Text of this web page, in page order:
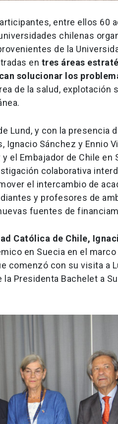
entre ellos 60
chilenas
de la
en tres áreas
solucionar los
de la salud, explotación
Lund, y con la presencia
Sánchez y Ennio
el Embajador de Chile en
colaborativa
el intercambio de
y profesores de
fuentes de
Católica de Chile,
en Suecia en el
comenzó con su visita a
Presidenta Bachelet a